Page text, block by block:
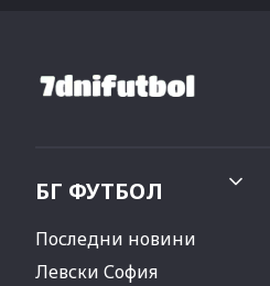
БГ ФУТБОЛ
Последни новини
Левски София